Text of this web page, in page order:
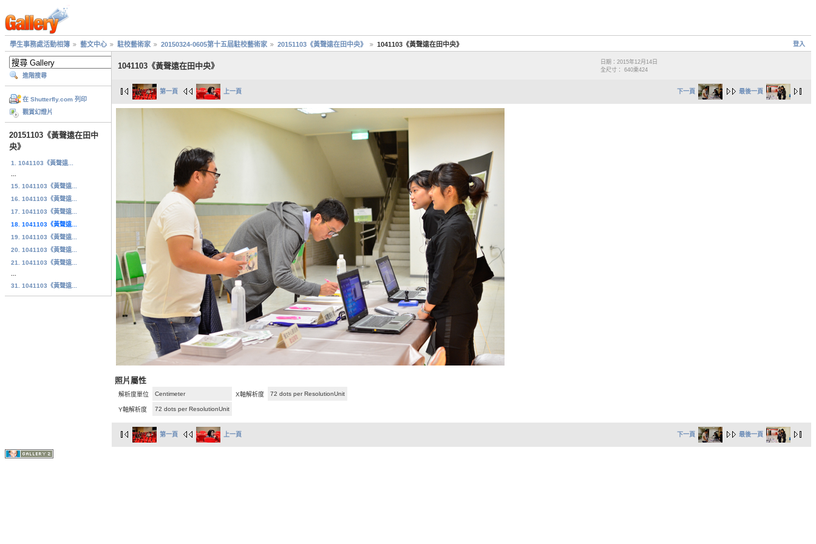
登入
學生事務處活動相簿 藝文中心 駐校藝術家 20150324-0605第十五屆駐校藝術家 20151103《黃聲遠在田中央》 1041103《黃聲遠在田中央》
進階搜尋
在 Shutterfly.com 列印
觀賞幻燈片
20151103《黃聲遠在田中
央》
1. 1041103《黃聲遠...
15. 1041103《黃聲遠...
16. 1041103《黃聲遠...
17. 1041103《黃聲遠...
18. 1041103《黃聲遠...
19. 1041103《黃聲遠...
20. 1041103《黃聲遠...
21. 1041103《黃聲遠...
31. 1041103《黃聲遠...
1041103《黃聲遠在田中央》
日期：2015年12月14日
全尺寸： 640乘424
下一頁 最後一頁
第一頁 上一頁
照片屬性
解析度單位 Centimeter X軸解析度 72 dots per ResolutionUnit
Y軸解析度 72 dots per ResolutionUnit
下一頁 最後一頁
第一頁 上一頁